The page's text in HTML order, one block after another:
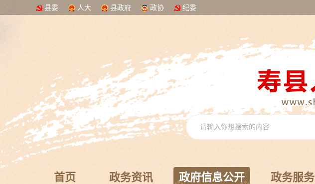
县委 人大 县政府 政协 纪委
首页 政务资讯 政府信息公开 政务服务